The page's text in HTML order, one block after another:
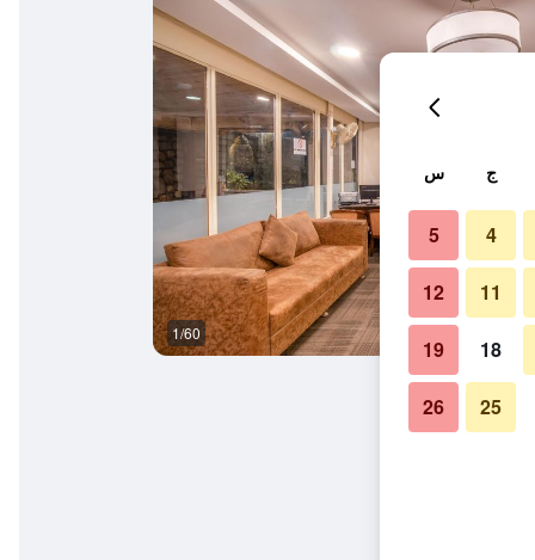
1/60
ج س
4
5
11
12
18
19
25
26